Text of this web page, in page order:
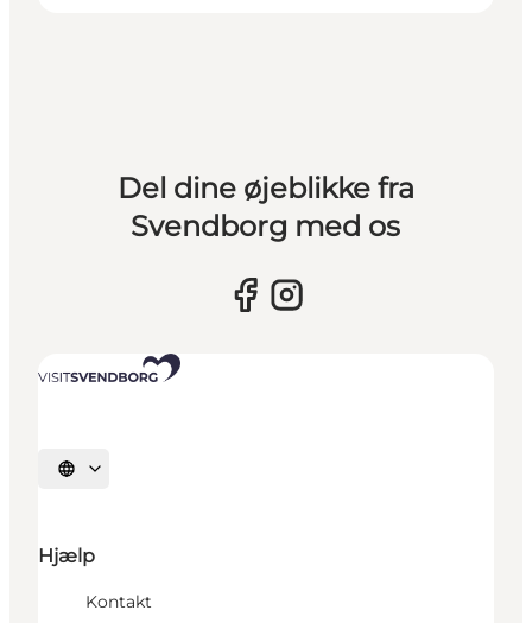
Del dine øjeblikke fra
Svendborg med os
Vælg sprog
Hjælp
Kontakt